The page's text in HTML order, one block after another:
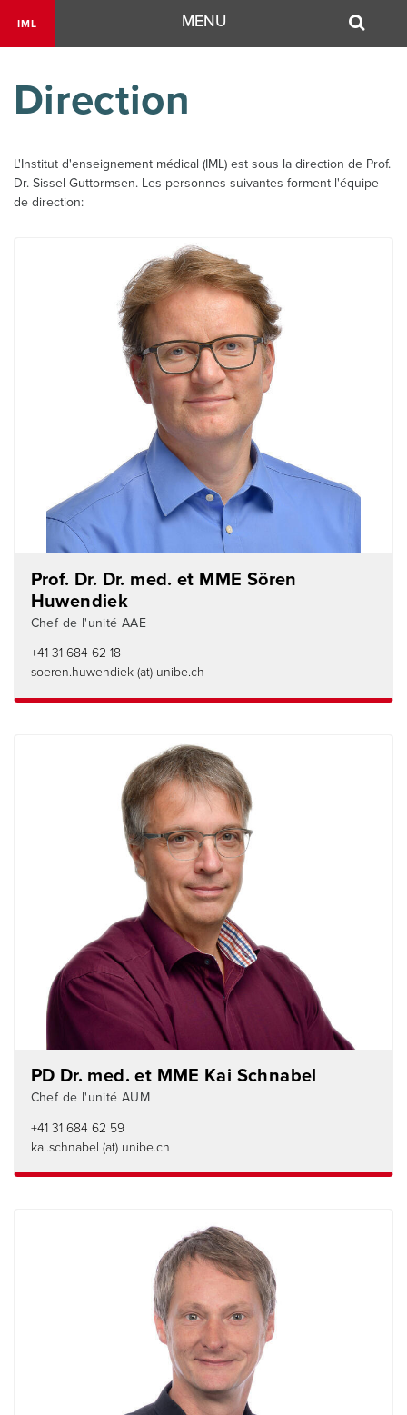
Navigation
IML MENU
Direction
L'Institut d'enseignement médical (IML) est sous la direction de Prof.
Dr. Sissel Guttormsen. Les personnes suivantes forment l'équipe
de direction:
Prof. Dr. Dr. med. et MME Sören
Huwendiek
Chef de l'unité AAE
+41 31 684 62 18
soeren.huwendiek (at) unibe.ch
PD Dr. med. et MME Kai Schnabel
Chef de l'unité AUM
+41 31 684 62 59
kai.schnabel (at) unibe.ch